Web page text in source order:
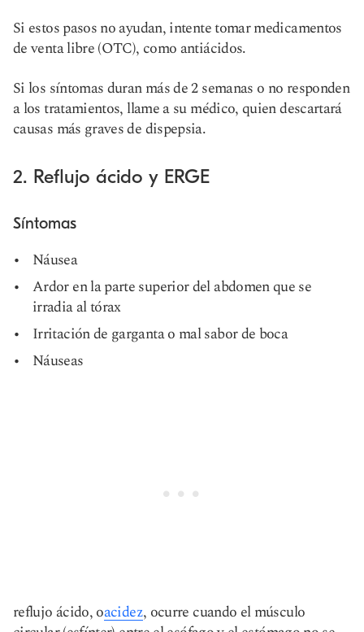
Si estos pasos no ayudan, intente tomar medicamentos
de venta libre (OTC), como antiácidos.
Si los síntomas duran más de 2 semanas o no responden
a los tratamientos, llame a su médico, quien descartará
causas más graves de dispepsia.
2. Reflujo ácido y ERGE
Síntomas
Náusea
Ardor en la parte superior del abdomen que se
irradia al tórax
Irritación de garganta o mal sabor de boca
Náuseas
reflujo ácido, oacidez, ocurre cuando el músculo